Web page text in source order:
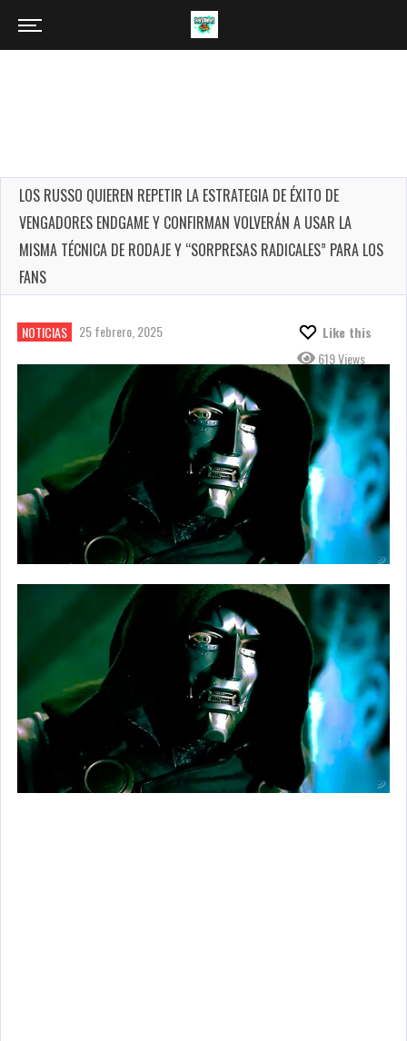
LOS RUSSO QUIEREN REPETIR LA ESTRATEGIA DE ÉXITO DE
VENGADORES ENDGAME Y CONFIRMAN VOLVERÁN A USAR LA
MISMA TÉCNICA DE RODAJE Y “SORPRESAS RADICALES” PARA LOS
FANS
NOTICIAS 25 febrero, 2025
Like this
619 Views